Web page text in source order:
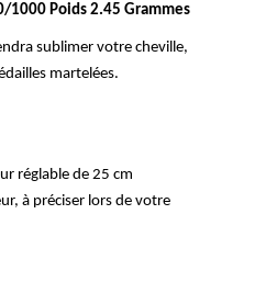
1000 Poids 2.45 Grammes
sublimer votre cheville,
martelées.
réglable de 25 cm
à préciser lors de votre